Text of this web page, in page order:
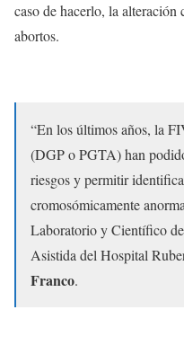
caso de hacerlo, la
abortos.
“En los últimos años, la
(DGP o PGTA) han
riesgos y permitir
cromosómicamente
Laboratorio y Científico
Asistida del Hospital
Franco.